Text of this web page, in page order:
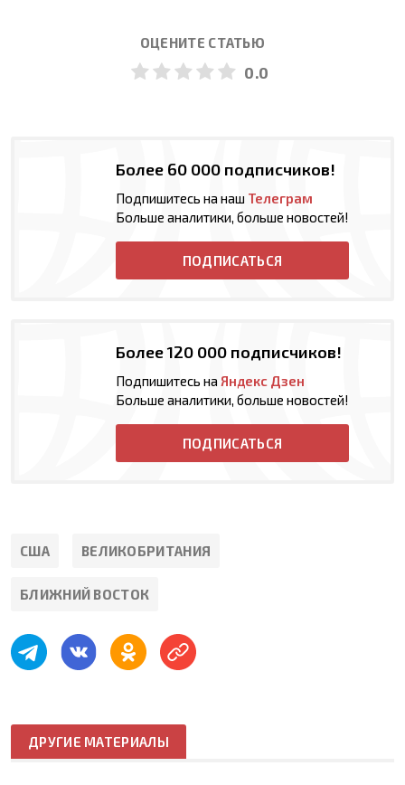
ОЦЕНИТЕ СТАТЬЮ
0.0
Более 60 000 подписчиков!
Подпишитесь на наш Телеграм
Больше аналитики, больше новостей!
ПОДПИСАТЬСЯ
Более 120 000 подписчиков!
Подпишитесь на Яндекс Дзен
Больше аналитики, больше новостей!
ПОДПИСАТЬСЯ
США ВЕЛИКОБРИТАНИЯ
БЛИЖНИЙ ВОСТОК
ДРУГИЕ МАТЕРИАЛЫ